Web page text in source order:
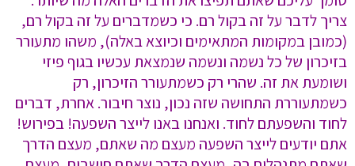
צריך לדבר על זה בקול רם. כי כשמדברים על זה בקול רם,
(כמובן במקומות המתאימים וכיוצא באלה), משהו מתעורר
בזיכרון של כל נשמה ונשמה שנמצאת עכשיו בגוף פיזי
ושומעת את זה. שהרי רק כשמתעורר הזיכרון, רק
כשמתעוררת התחושה שזה נכון, נוצר חיבור. אחרת, דברים
לחוד והשפעתם לחוד. ואנחנו באנו לייצר השפעה! בפירוש!
אתם יודעים לייצר השפעה מעצם מה שאתם, מעצם הדרך